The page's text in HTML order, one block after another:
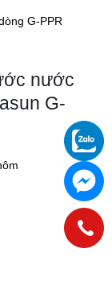
G-PPR
nước
G-